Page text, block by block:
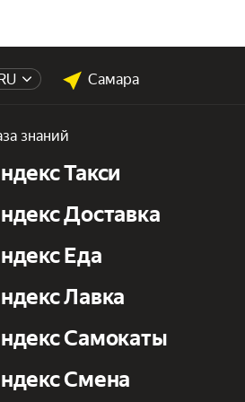
Самара
знаний
Такси
Доставка
Еда
Лавка
Самокаты
Смена